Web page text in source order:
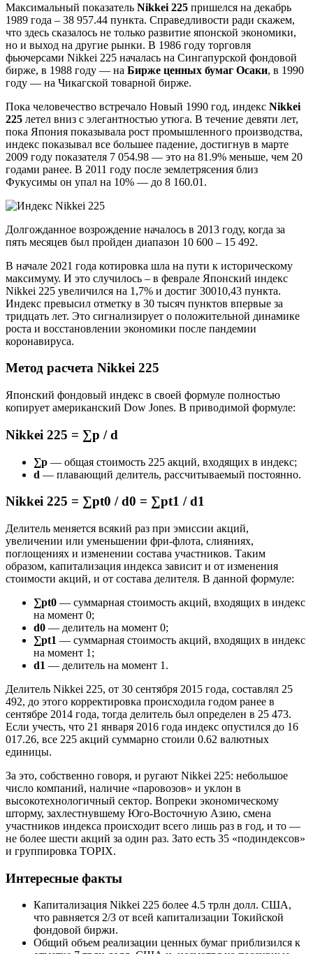
Максимальный показатель Nikkei 225 пришелся на декабрь
1989 года – 38 957.44 пункта. Справедливости ради скажем,
что здесь сказалось не только развитие японской экономики,
но и выход на другие рынки. В 1986 году торговля
фьючерсами Nikkei 225 началась на Сингапурской фондовой
бирже, в 1988 году — на Бирже ценных бумаг Осаки, в 1990
году — на Чикагской товарной бирже.
Пока человечество встречало Новый 1990 год, индекс Nikkei
225 летел вниз с элегантностью утюга. В течение девяти лет,
пока Япония показывала рост промышленного производства,
индекс показывал все большее падение, достигнув в марте
2009 году показателя 7 054.98 — это на 81.9% меньше, чем 20
годами ранее. В 2011 году после землетрясения близ
Фукусимы он упал на 10% — до 8 160.01.
Долгожданное возрождение началось в 2013 году, когда за
пять месяцев был пройден диапазон 10 600 – 15 492.
В начале 2021 года котировка шла на пути к историческому
максимуму. И это случилось – в феврале Японский индекс
Nikkei 225 увеличился на 1,7% и достиг 30010,43 пункта.
Индекс превысил отметку в 30 тысяч пунктов впервые за
тридцать лет. Это сигнализирует о положительной динамике
роста и восстановлении экономики после пандемии
коронавируса.
Метод расчета Nikkei 225
Японский фондовый индекс в своей формуле полностью
копирует американский Dow Jones. В приводимой формуле:
Nikkei 225 = ∑p / d
∑р — общая стоимость 225 акций, входящих в индекс;
d — плавающий делитель, рассчитываемый постоянно.
Nikkei 225 = ∑pt0 / d0 = ∑pt1 / d1
Делитель меняется всякий раз при эмиссии акций,
увеличении или уменьшении фри-флота, слияниях,
поглощениях и изменении состава участников. Таким
образом, капитализация индекса зависит и от изменения
стоимости акций, и от состава делителя. В данной формуле:
∑pt0 — суммарная стоимость акций, входящих в индекс
на момент 0;
d0 — делитель на момент 0;
∑pt1 — суммарная стоимость акций, входящих в индекс
на момент 1;
d1 — делитель на момент 1.
Делитель Nikkei 225, от 30 сентября 2015 года, составлял 25
492, до этого корректировка происходила годом ранее в
сентябре 2014 года, тогда делитель был определен в 25 473.
Если учесть, что 21 января 2016 года индекс опустился до 16
017.26, все 225 акций суммарно стоили 0.62 валютных
единицы.
За это, собственно говоря, и ругают Nikkei 225: небольшое
число компаний, наличие «паровозов» и уклон в
высокотехнологичный сектор. Вопреки экономическому
шторму, захлестнувшему Юго-Восточную Азию, смена
участников индекса происходит всего лишь раз в год, и то —
не более шести акций за один раз. Зато есть 35 «подиндексов»
и группировка TOPIX.
Интересные факты
Капитализация Nikkei 225 более 4.5 трлн долл. США,
что равняется 2/3 от всей капитализации Токийской
фондовой биржи.
Общий объем реализации ценных бумаг приблизился к